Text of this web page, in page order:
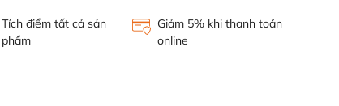
Tích điểm tất cả sản
phẩm
Giảm 5% khi thanh toán
online